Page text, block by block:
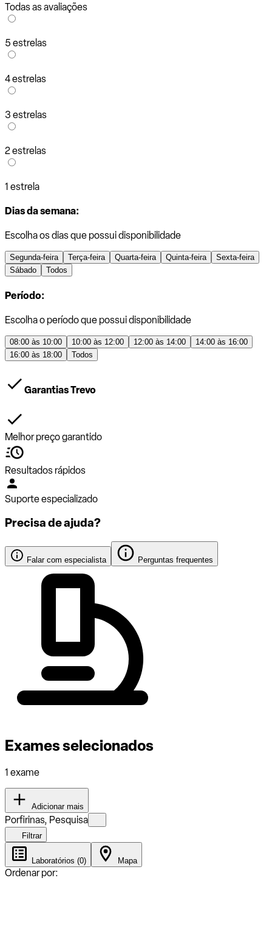
Todas as avaliações
5 estrelas
4 estrelas
3 estrelas
2 estrelas
1 estrela
Dias da semana:
Escolha os dias que possui disponibilidade
Segunda-feira Terça-feira Quarta-feira Quinta-feira
Sexta-feira
Sábado
Todos
Período:
Escolha o período que possui disponibilidade
08:00 às 10:00 10:00 às 12:00 12:00 às 14:00
14:00 às 16:00
16:00 às 18:00
Todos
Garantias Trevo
Melhor preço garantido
Resultados rápidos
Suporte especializado
Precisa de ajuda?
Falar com especialista Perguntas frequentes
Exames selecionados
1 exame
Adicionar mais
Porfirinas, Pesquisa
Filtrar
Laboratórios (0) Mapa
Ordenar por: